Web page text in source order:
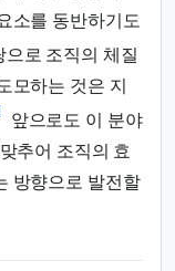
소를 동반하기도
로 조직의 체질
모하는 것은 지
앞으로도 이 분야
추어 조직의 효
방향으로 발전할